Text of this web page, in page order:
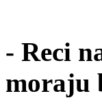
- Reci
moraju